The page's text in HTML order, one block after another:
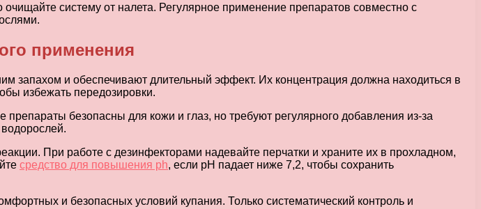
систему от налета. Регулярное применение препаратов совместно с
применения
запахом и обеспечивают длительный эффект. Их концентрация должна находиться в
избежать передозировки.
безопасны для кожи и глаз, но требуют регулярного добавления из-за
При работе с дезинфекторами надевайте перчатки и храните их в прохладном,
средство для повышения ph, если pH падает ниже 7,2, чтобы сохранить
и безопасных условий купания. Только систематический контроль и